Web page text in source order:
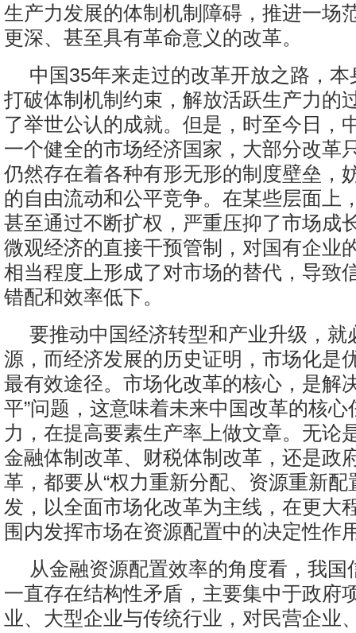
生产力发展的体制机制障碍，推进一场
更深、甚至具有革命意义的改革。
中国35年来走过的改革开放之路，
打破体制机制约束，解放活跃生产力的
了举世公认的成就。但是，时至今日，
一个健全的市场经济国家，大部分改革
仍然存在着各种有形无形的制度壁垒，
的自由流动和公平竞争。在某些层面上
甚至通过不断扩权，严重压抑了市场成
微观经济的直接干预管制，对国有企业
相当程度上形成了对市场的替代，导致
错配和效率低下。
要推动中国经济转型和产业升级，就
源，而经济发展的历史证明，市场化是
最有效途径。市场化改革的核心，是解
平”问题，这意味着未来中国改革的核
力，在提高要素生产率上做文章。无论
金融体制改革、财税体制改革，还是政
革，都要从“权力重新分配、资源重新配
发，以全面市场化改革为主线，在更大
围内发挥市场在资源配置中的决定性作
从金融资源配置效率的角度看，我国
一直存在结构性矛盾，主要集中于政府
业、大型企业与传统行业，对民营企业